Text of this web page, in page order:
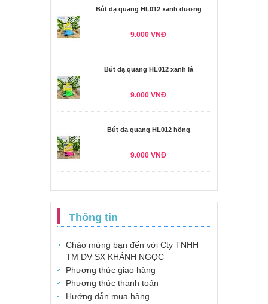
Bút dạ quang HL012 xanh dương
9.000 VNĐ
Bút dạ quang HL012 xanh lá
9.000 VNĐ
Bút dạ quang HL012 hồng
9.000 VNĐ
Thông tin
Chào mừng bạn đến với Cty TNHH
TM DV SX KHÁNH NGỌC
Phương thức giao hàng
Phương thức thanh toán
Hướng dẫn mua hàng